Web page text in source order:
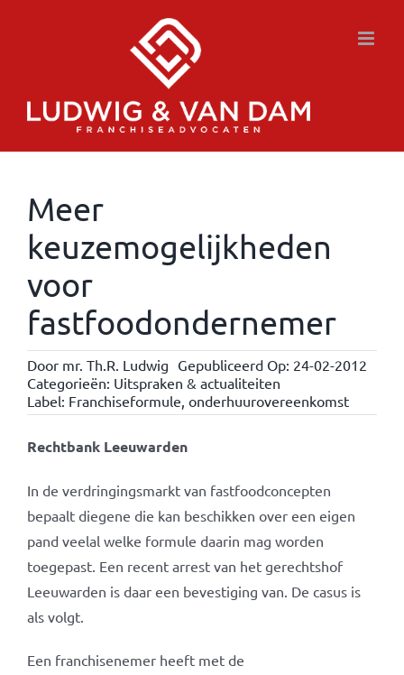
Meer
keuzemogelijkheden
voor
fastfoodondernemer
Door mr. Th.R. Ludwig Gepubliceerd Op: 24-02-2012
Categorieën: Uitspraken & actualiteiten
Label: Franchiseformule, onderhuurovereenkomst
Rechtbank Leeuwarden
In de verdringingsmarkt van fastfoodconcepten
bepaalt diegene die kan beschikken over een eigen
pand veelal welke formule daarin mag worden
toegepast. Een recent arrest van het gerechtshof
Leeuwarden is daar een bevestiging van. De casus is
als volgt.
Een franchisenemer heeft met de